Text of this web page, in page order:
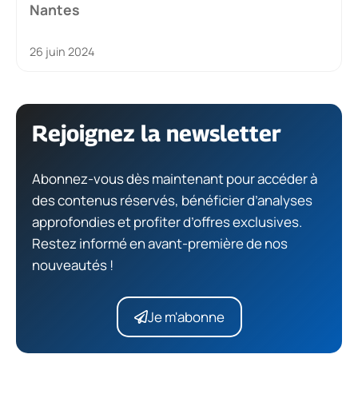
Nantes
26 juin 2024
Rejoignez la newsletter
Abonnez-vous dès maintenant pour accéder à
des contenus réservés, bénéficier d’analyses
approfondies et profiter d’offres exclusives.
Restez informé en avant-première de nos
nouveautés !
Je m'abonne